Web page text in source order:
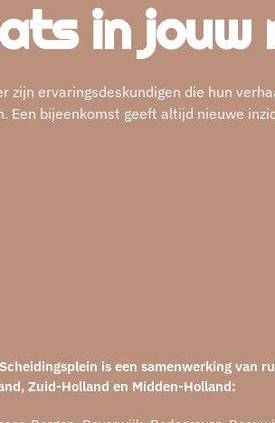
in jouw
zijn ervaringsdeskundigen die hun
Een bijeenkomst geeft altijd nieuwe
is een samenwerking van
Zuid-Holland en Midden-Holland: